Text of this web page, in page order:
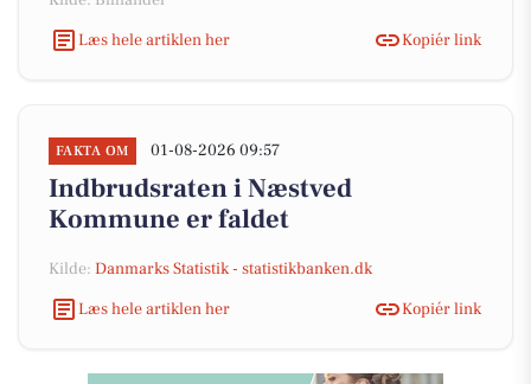
Læs hele artiklen her
Kopiér link
FAKTA OM 01-08-2026 09:57
Indbrudsraten i Næstved
Kommune er faldet
Kilde: Danmarks Statistik - statistikbanken.dk
Læs hele artiklen her
Kopiér link